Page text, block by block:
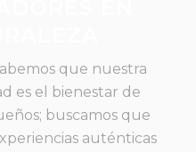
que nuestra
es el bienestar de
buscamos que
auténticas